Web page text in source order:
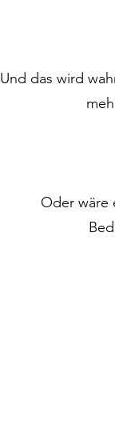
Und das wird
Oder wäre